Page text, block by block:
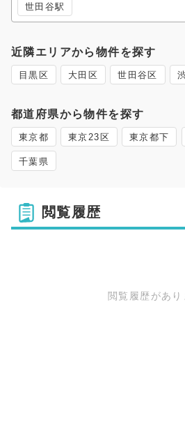
世田谷駅
近隣エリアから物件を探す
目黒区 大田区 世田谷区
都道府県から物件を探す
東京都 東京23区 東京都下
千葉県
閲覧履歴
閲覧履歴があり